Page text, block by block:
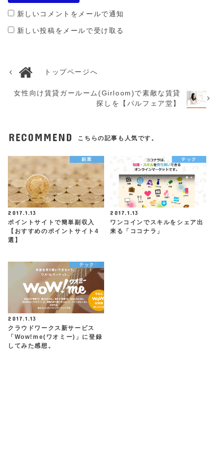
新しいコメントをメールで通知
新しい投稿をメールで受け取る
トップページへ
女性向け賃貸ガールーム(Girloom)で素敵な賃貸
探しを【パルフェア堂】
RECOMMEND こちらの記事も人気です。
副業
2017.1.13
ポイントサイトで簡単副収入
【おすすめのポイントサイト4
選】
テック
2017.1.13
ワンコインでスキルをシェア出
来る「ココナラ」
テック
2017.1.13
クラウドワークス新サービス
「Wow!me(ワオミー)」に登録
してみた感想。